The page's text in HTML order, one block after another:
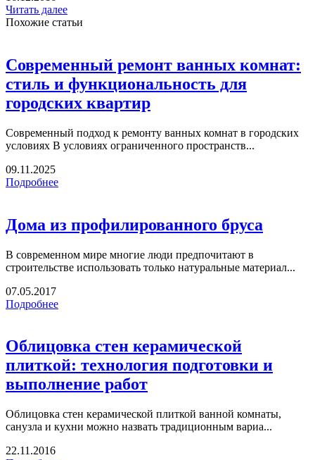
Читать далее
Похожие статьи
Современный ремонт ванных комнат:
стиль и функциональность для
городских квартир
Современный подход к ремонту ванных комнат в городских
условиях В условиях ограниченного пространств...
09.11.2025
Подробнее
Дома из профилированного бруса
В современном мире многие люди предпочитают в
строительстве использовать только натуральные материал...
07.05.2017
Подробнее
Облицовка стен керамической
плиткой: технология подготовки и
выполнение работ
Облицовка стен керамической плиткой ванной комнаты,
санузла и кухни можно назвать традиционным вариа...
22.11.2016